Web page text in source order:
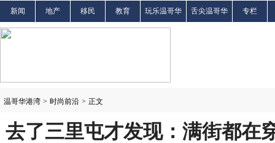
新闻 地产 移民 教育 玩乐温哥华 舌尖温哥华 专栏
温哥华港湾 > 时尚前沿 > 正文
去了三里屯才发现：满街都在